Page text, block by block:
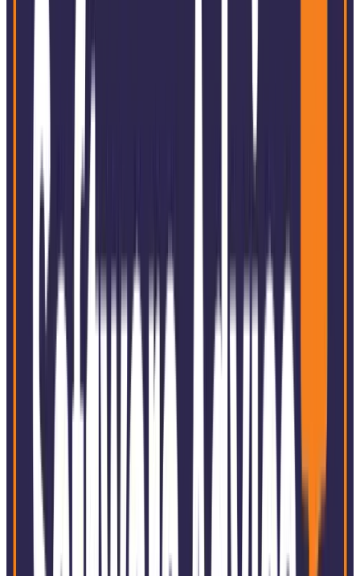
Pensamento Global com
Atendimento Local
A presença global da SoftExpert, com operações em
todos os continentes, impulsiona seu crescimento ao
oferecer um serviço forte e personalizado, adaptado a
cada mercado local.